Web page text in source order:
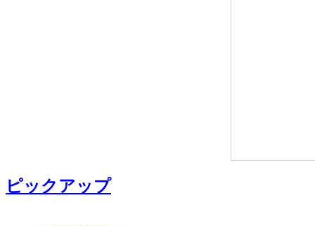
ピックアップ